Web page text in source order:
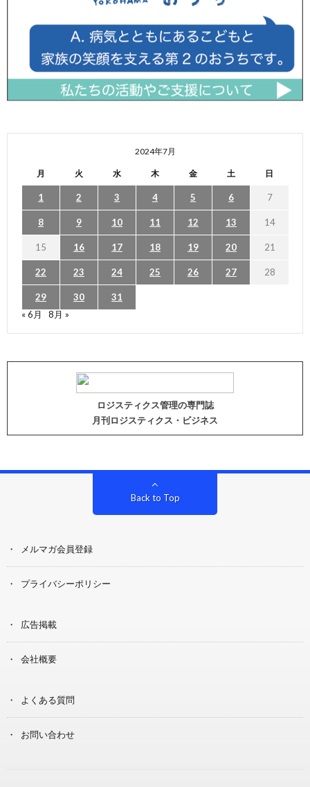
2024年7月
月 火 水 木 金 土 日
1 2 3 4 5 6 7
8 9 10 11 12 13 14
15 16 17 18 19 20 21
22 23 24 25 26 27 28
29 30
31
« 6月
8月 »
ロジスティクス管理の専門誌
月刊ロジスティクス・ビジネス
Back to Top
メルマガ会員登録
プライバシーポリシー
広告掲載
会社概要
よくある質問
お問い合わせ